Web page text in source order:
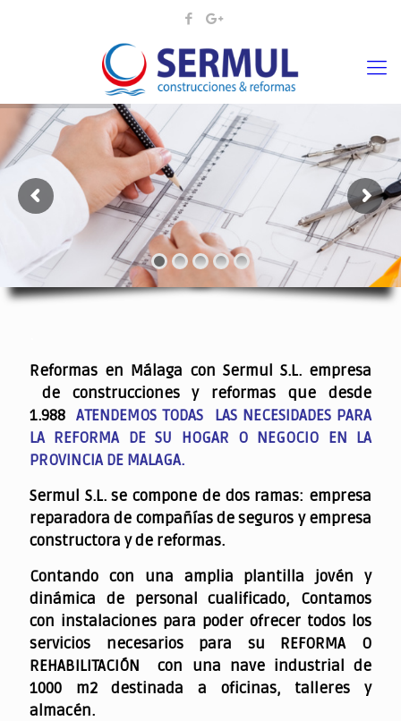
¡¡DAMOS VIDA A SUS
Reformas en Málaga con Sermul S.L. empresa
de construcciones y reformas que desde
1.988ATENDEMOS TODAS LAS NECESIDADES PARA
LA REFORMA DE SU HOGAR O NEGOCIO EN LA
PROVINCIA DE MALAGA.
Sermul S.L. se compone de dos ramas: empresa
reparadora de compañías de seguros y empresa
constructora y de reformas.
Contando con una amplia plantilla jovén y
dinámica de personal cualificado, Contamos
con instalaciones para poder ofrecer todos los
servicios necesarios para su REFORMA O
REHABILITACIÓN con una nave industrial de
1000 m2 destinada a oficinas, talleres y
almacén.